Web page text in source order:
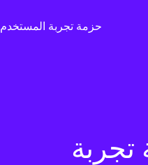
حزمة تجربة المستخدم
تجربة